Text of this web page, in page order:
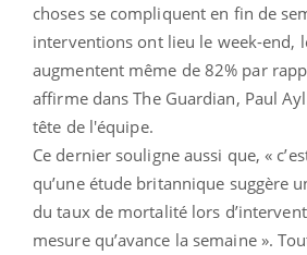
choses se compliquent en fin de
interventions ont lieu le week-end,
augmentent même de 82% par
affirme dans The Guardian, Paul
tête de l'équipe.
Ce dernier souligne aussi que, «
qu’une étude britannique suggère
du taux de mortalité lors
mesure qu’avance la semaine ».